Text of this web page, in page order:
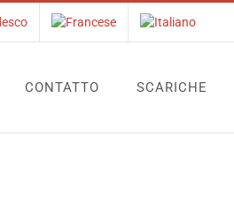
CONTATTO SCARICHE